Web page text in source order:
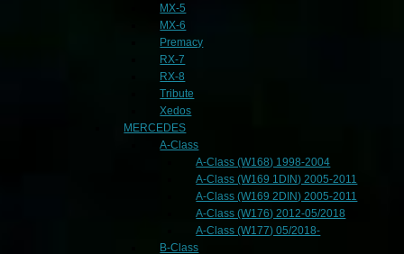
MX-5
MX-6
Premacy
RX-7
RX-8
Tribute
Xedos
MERCEDES
A-Class
A-Class (W168) 1998-2004
A-Class (W169 1DIN) 2005-2011
A-Class (W169 2DIN) 2005-2011
A-Class (W176) 2012-05/2018
A-Class (W177) 05/2018-
B-Class